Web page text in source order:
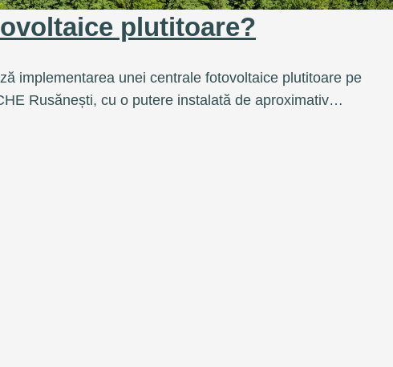
plutitoare?
implementarea unei centrale fotovoltaice plutitoare pe
Rusănești, cu o putere instalată de aproximativ…